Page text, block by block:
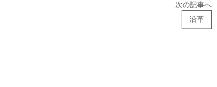
次の記事へ
沿革